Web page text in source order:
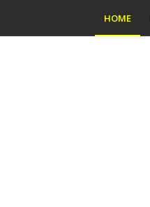
HOME